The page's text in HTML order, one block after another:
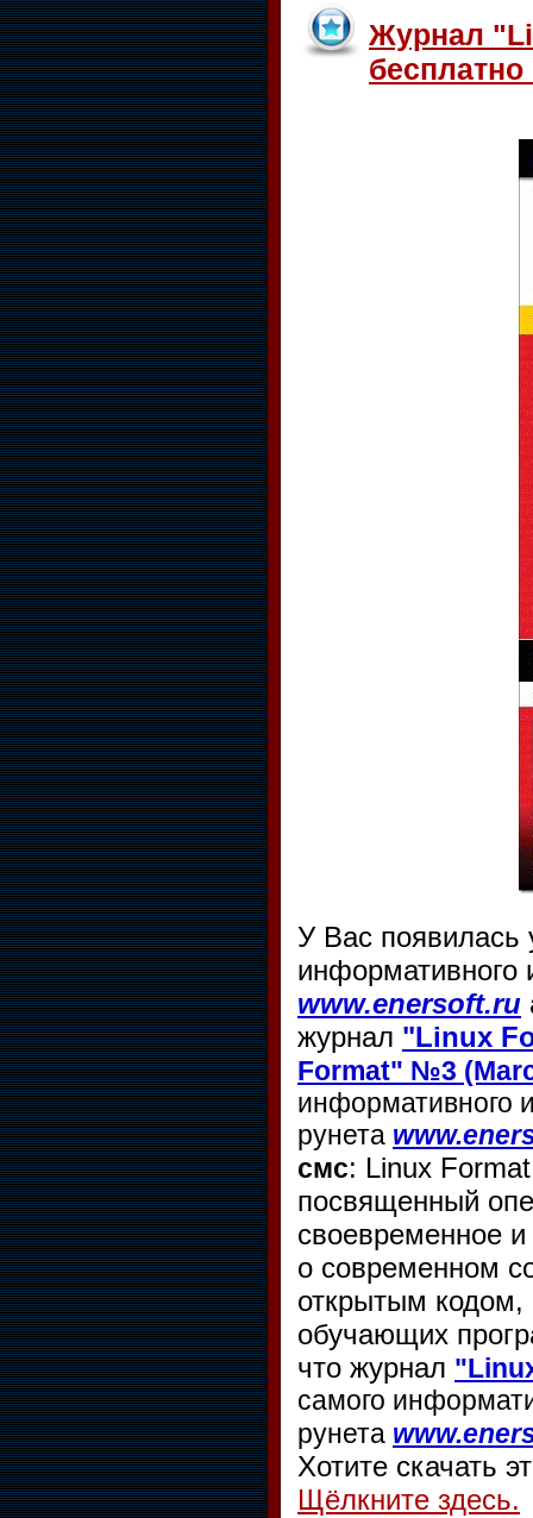
Журнал
У Вас появилась
информативного
www.enersoft.ru
журнал "Linux
Format" №3
информативного
рунета
смс: Linux
посвященный
своевременное
о современном
открытым кодом,
обучающих
что журнал
самого
рунета
Хотите скачать
Щёлкните здесь.